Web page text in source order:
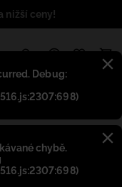
Debug:
chybě.
nižší ceny!